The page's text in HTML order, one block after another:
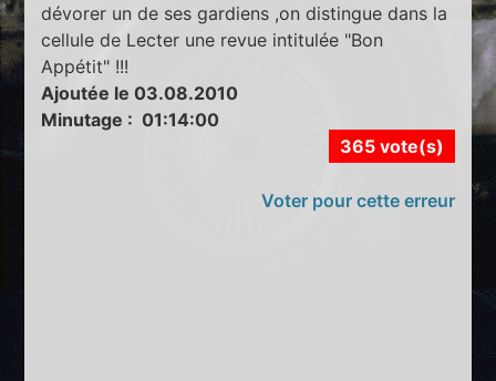
dévorer un de ses gardiens ,on distingue dans la
cellule de Lecter une revue intitulée "Bon
Appétit" !!!
Ajoutée le 03.08.2010
Minutage : 01:14:00
365 vote(s)
Voter pour cette erreur